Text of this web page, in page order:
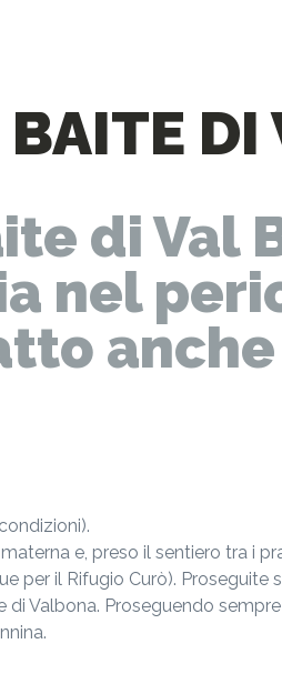
di Val
nel
e, preso il sentiero tra i
per il Rifugio Curò).
Valbona. Proseguendo